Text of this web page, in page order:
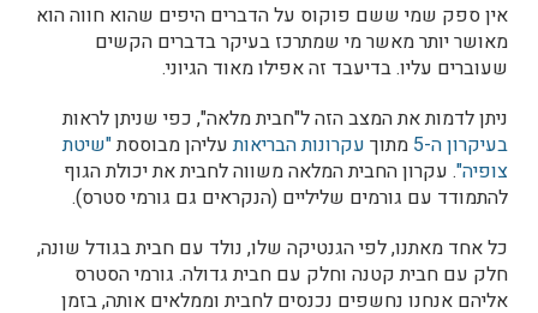
אין ספק שמי ששם פוקוס על הדברים היפים שהוא חווה הוא
מאושר יותר מאשר מי שמתרכז בעיקר בדברים הקשים
שעוברים עליו. בדיעבד זה אפילו מאוד הגיוני.
ניתן לדמות את המצב הזה ל"חבית מלאה", כפי שניתן לראות
בעיקרון ה-5 מתוך עקרונות הבריאותעליהן מבוססת"שיטת
צופיה". עקרון החבית המלאה משווה לחבית את יכולת הגוף
להתמודד עם גורמים שליליים (הנקראים גם גורמי סטרס).
כל אחד מאתנו, לפי הגנטיקה שלו, נולד עם חבית בגודל שונה,
חלק עם חבית קטנה וחלק עם חבית גדולה. גורמי הסטרס
אליהם אנחנו נחשפים נכנסים לחבית וממלאים אותה, בזמן